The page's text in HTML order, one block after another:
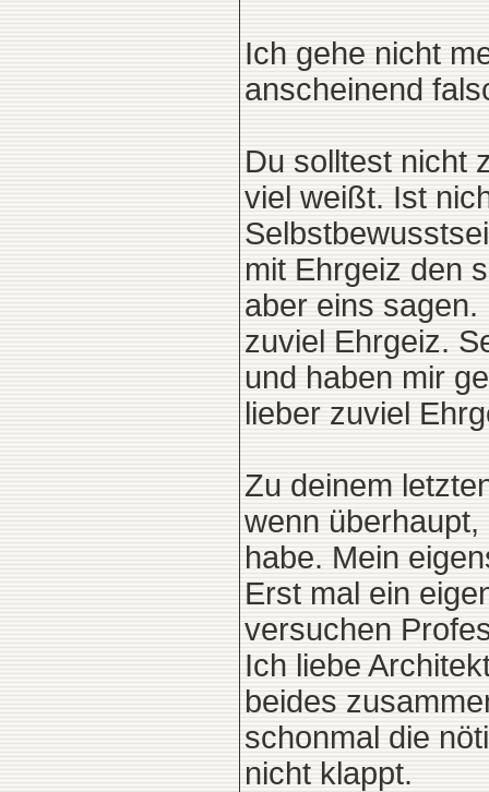
Ich gehe nicht
anscheinend
Du solltest nicht
viel weißt. Ist
mit Ehrgeiz den
aber eins
zuviel Ehrgeiz.
und haben mir
lieber zuviel
Zu deinem
wenn
habe. Mein
Erst mal ein
versuchen
Ich liebe
beides
schonmal die
nicht klappt.